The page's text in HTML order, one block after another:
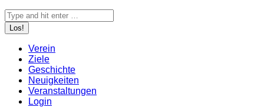
Search:
Verein
Ziele
Geschichte
Neuigkeiten
Veranstaltungen
Login